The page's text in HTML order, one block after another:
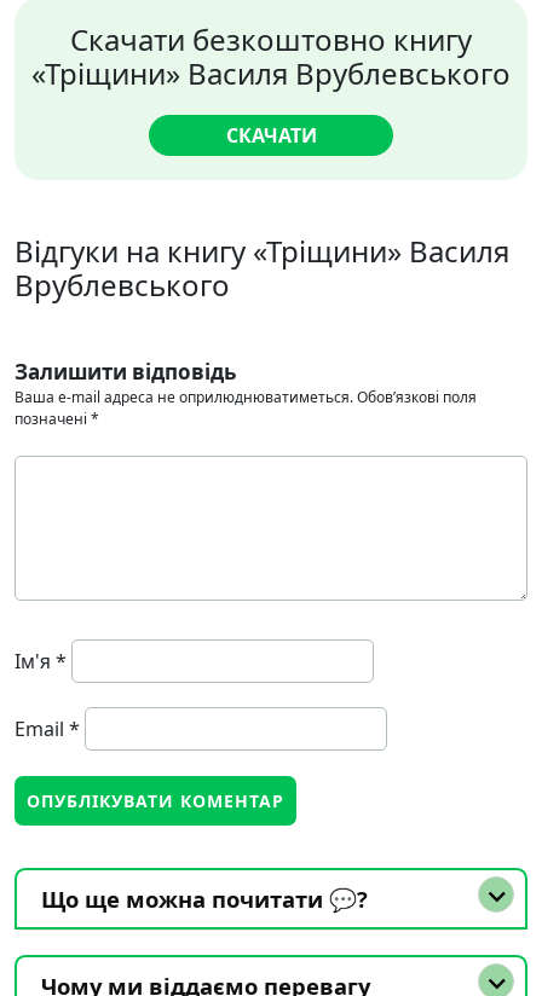
Скачати безкоштовно книгу
«Тріщини» Василя Врублевського
СКАЧАТИ
Відгуки на книгу «Тріщини» Василя
Врублевського
Залишити відповідь
Ваша e-mail адреса не оприлюднюватиметься.Обов’язкові поля
позначені *
Ім'я *
Email *
Що ще можна почитати 💬?
Чому ми віддаємо перевагу